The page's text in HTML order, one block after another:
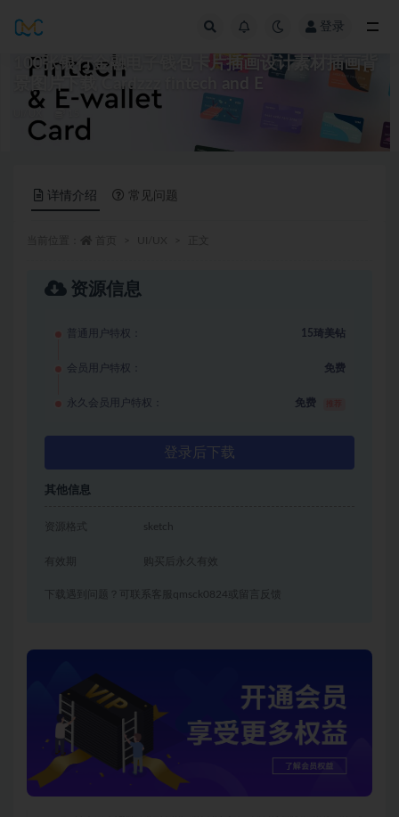
登录
100张银行金融电子钱包卡片插画设计素材插画背
景图片下载 Cardzzz fintech and E
详情介绍 常见问题
资源信息
普通用户特权： 15琦美钻
会员用户特权： 免费
永久会员用户特权： 免费
登录后下载
其他信息
资源格式 sketch
有效期 购买后永久有效
下载遇到问题？可联系客服qmsck0824或留言反馈